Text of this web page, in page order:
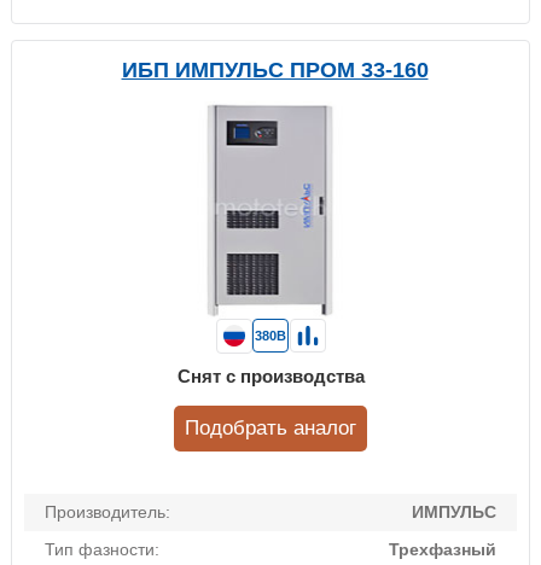
ИБП ИМПУЛЬС ПРОМ 33-160
Производитель:
ИМПУЛЬС
Тип фазности:
Трехфазный
380В
Снят с производства
Подобрать аналог